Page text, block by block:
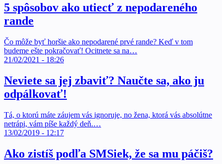
5 spôsobov ako utiecť z nepodareného
rande
Čo môže byť horšie ako nepodarené prvé rande? Keď v tom
budeme ešte pokračovať! Ocitnete sa na…
21/02/2021 - 18:26
Neviete sa jej zbaviť? Naučte sa, ako ju
odpálkovať!
Tá, o ktorú máte záujem vás ignoruje, no žena, ktorá vás absolútne
netrápi, vám píše každý deň.…
13/02/2019 - 12:17
Ako zistíš podľa SMSiek, že sa mu páčiš?